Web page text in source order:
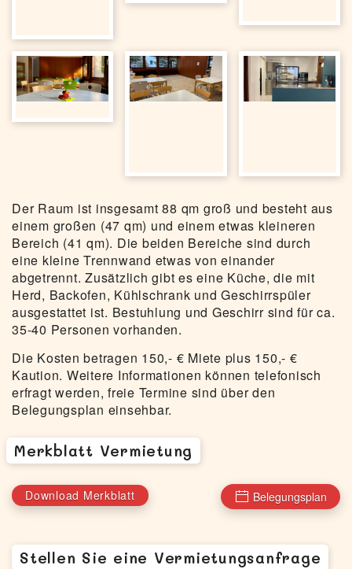
Der Raum ist insgesamt 88 qm groß und besteht aus
einem großen (47 qm) und einem etwas kleineren
Bereich (41 qm). Die beiden Bereiche sind durch
eine kleine Trennwand etwas von einander
abgetrennt. Zusätzlich gibt es eine Küche, die mit
Herd, Backofen, Kühlschrank und Geschirrspüler
ausgestattet ist. Bestuhlung und Geschirr sind für ca.
35-40 Personen vorhanden.
Die Kosten betragen 150,- € Miete plus 150,- €
Kaution. Weitere Informationen können telefonisch
erfragt werden, freie Termine sind über den
Belegungsplan einsehbar.
Merkblatt Vermietung
Download Merkblatt Belegungsplan
Stellen Sie eine Vermietungsanfrage